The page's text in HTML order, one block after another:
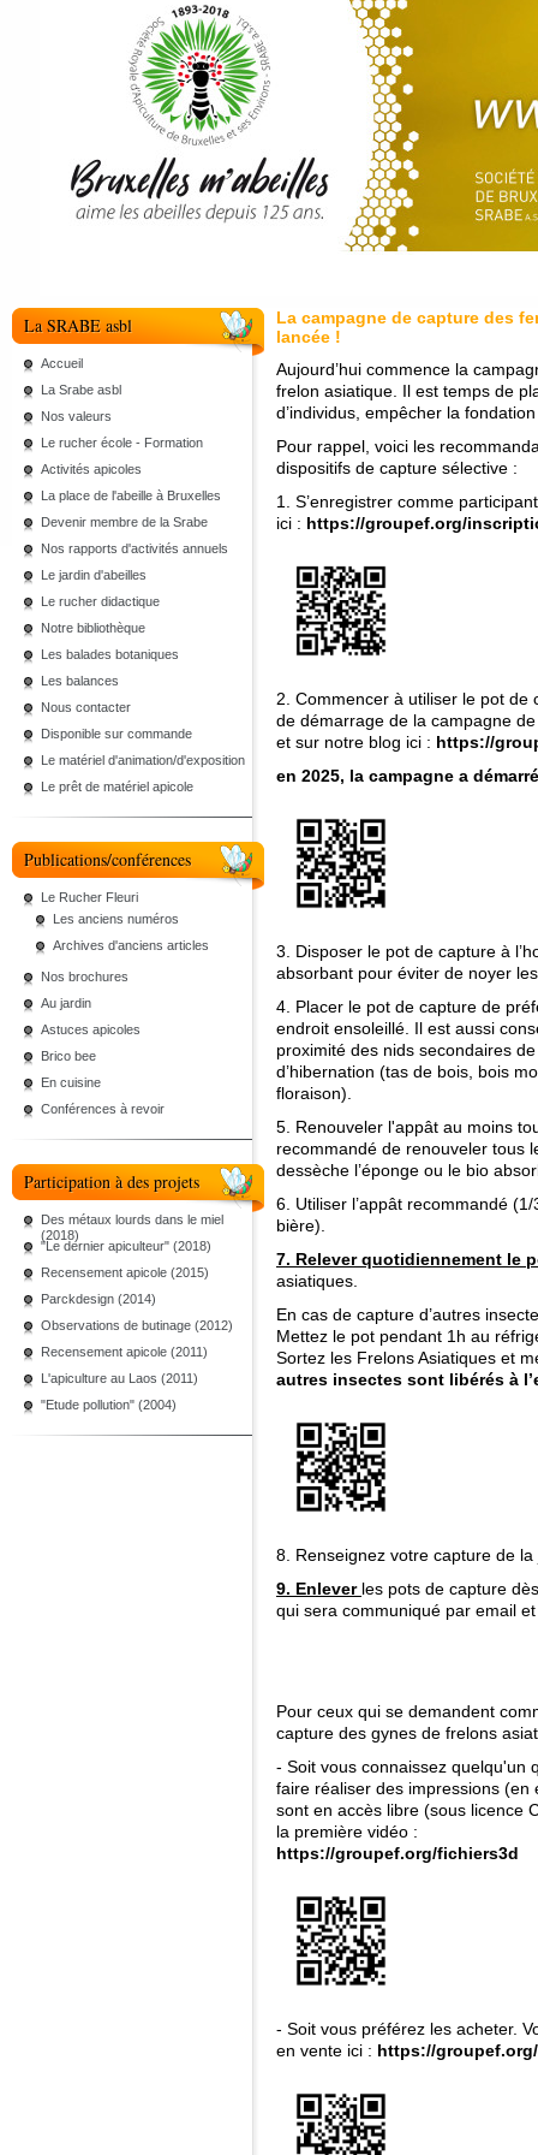
La SRABE asbl
Accueil
La Srabe asbl
Nos valeurs
Le rucher école - Formation
Activités apicoles
La place de l'abeille à Bruxelles
Devenir membre de la Srabe
Nos rapports d'activités annuels
Le jardin d'abeilles
Le rucher didactique
Notre bibliothèque
Les balades botaniques
Les balances
Nous contacter
Disponible sur commande
Le matériel d'animation/d'exposition
Le prêt de matériel apicole
Publications/conférences
Le Rucher Fleuri
Les anciens numéros
Archives d'anciens articles
Nos brochures
Au jardin
Astuces apicoles
Brico bee
En cuisine
Conférences à revoir
Participation à des projets
Des métaux lourds dans le miel
(2018)
"Le dernier apiculteur" (2018)
Recensement apicole (2015)
Parckdesign (2014)
Observations de butinage (2012)
Recensement apicole (2011)
L'apiculture au Laos (2011)
"Etude pollution" (2004)
La campagne de capture des
lancée !
Aujourd’hui commence la
frelon asiatique. Il est temps de
d’individus, empêcher la
Pour rappel, voici les
dispositifs de capture sélective :
1. S’enregistrer comme
ici : https://groupef.org/
2. Commencer à utiliser le pot
de démarrage de la campagne
et sur notre blog ici : https://
en 2025, la campagne a
3. Disposer le pot de capture à
absorbant pour éviter de noyer
4. Placer le pot de capture de
endroit ensoleillé. Il est aussi
proximité des nids secondaires
d’hibernation (tas de bois, bois
floraison).
5. Renouveler l'appât au moins
recommandé de renouveler tous
dessèche l’éponge ou le bio
6. Utiliser l’appât recommandé
bière).
7. Relever quotidiennement le
asiatiques.
En cas de capture d’autres
Mettez le pot pendant 1h au
Sortez les Frelons Asiatiques et
autres insectes sont libérés à
8. Renseignez votre capture de
9. Enlever les pots de capture
qui sera communiqué par email
Pour ceux qui se demandent
capture des gynes de frelons
- Soit vous connaissez quelqu'un
faire réaliser des impressions
sont en accès libre (sous licence
la première vidéo :
https://groupef.org/fichiers3d
- Soit vous préférez les acheter.
en vente ici : https://